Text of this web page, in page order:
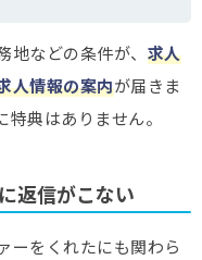
などの条件が、 求人
人情報の案内が届きま
典はありません。
返信がこない
ーをくれたにも関わら